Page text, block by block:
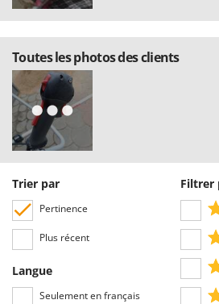
Toutes les photos des clients
Trier par
Pertinence
Plus récent
Langue
Seulement en français
Filtrer